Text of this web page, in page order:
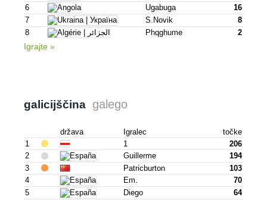
6 Ugabuga
16
7
S.novik
8
8
Phqghume 2
Igrajte »
galicijščina galego
država Igralec
točke
1
1
206
2
Guillerme
194
3
Patricburton
103
4
Em.
70
5
Diego
64